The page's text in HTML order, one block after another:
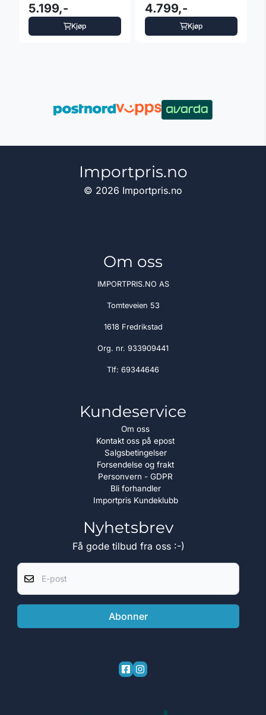
til Jeep Dodge ...
5.199,-
Kjøp
Core DAB+ 4GB
RAM 64GB
4.799,-
Kjøp
Importpris.no
© 2026 Importpris.no
Om oss
IMPORTPRIS.NO AS
Tomteveien 53
1618 Fredrikstad
Org. nr. 933909441
Tlf: 69344646
Kundeservice
Om oss
Kontakt oss på epost
Salgsbetingelser
Forsendelse og frakt
Personvern - GDPR
Bli forhandler
Importpris Kundeklubb
Nyhetsbrev
Få gode tilbud fra oss :-)
Abonner